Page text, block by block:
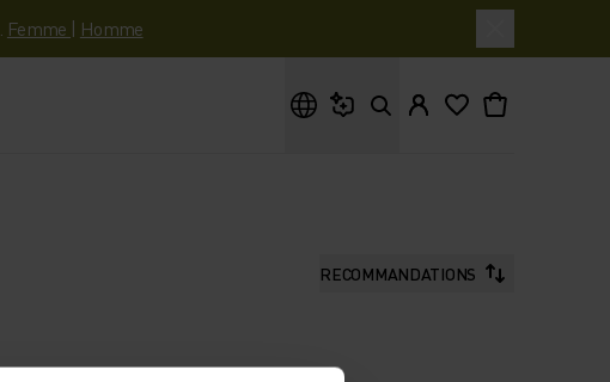
Femme | Homme
RECOMMANDATIONS